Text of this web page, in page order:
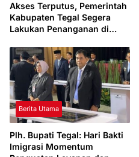
Akses Terputus, Pemerintah
Kabupaten Tegal Segera
Lakukan Penanganan di
Berita Utama
Plh. Bupati Tegal: Hari Bakti
Imigrasi Momentum